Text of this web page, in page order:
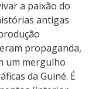
a paixão do
antigas
propaganda,
um mergulho
da Guiné. É